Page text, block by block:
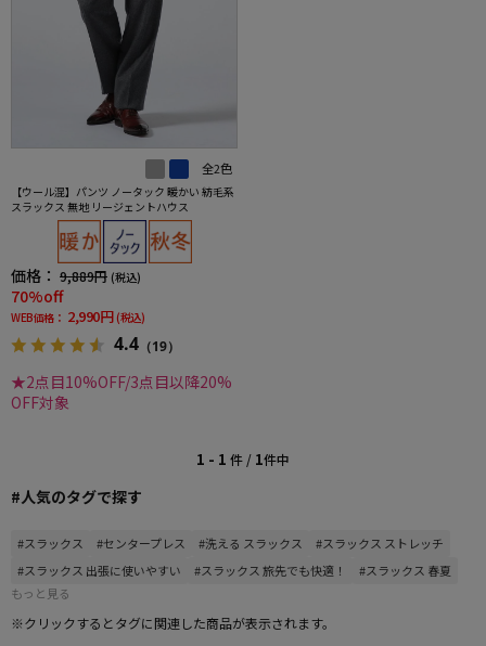
全2色
【ウール混】パンツ ノータック 暖かい 紡毛系
スラックス 無地 リージェントハウス
価格： 9,889円 (税込)
70%off
WEB価格： 2,990円 (税込)
4.4 （19）
★2点目10%OFF/3点目以降20%
OFF対象
1 - 1 件 / 1件中
#人気のタグで探す
#スラックス #センタープレス #洗える スラックス
#スラックス ストレッチ
#スラックス 出張に使いやすい
#スラックス 旅先でも快適！
#スラックス 春夏
もっと見る
※クリックするとタグに関連した商品が表示されます。